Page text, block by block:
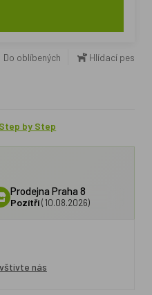
Do oblíbených Hlídací pes
Step by Step
Prodejna Praha 8
Pozítří(10.08.2026)
nás